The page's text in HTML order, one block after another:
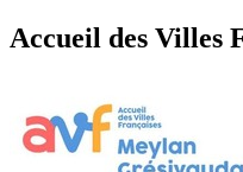
Accueil des Villes